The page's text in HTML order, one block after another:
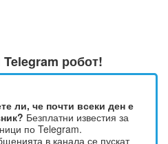
робот!
ли, че почти всеки ден е
Безплатни известия за
по Telegram.
в канала се пускат